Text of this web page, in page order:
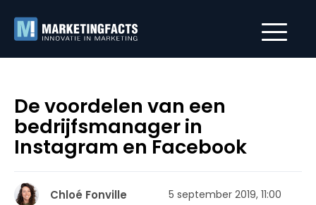
De voordelen van een
bedrijfsmanager in
Instagram en Facebook
Chloé Fonville 5 september 2019, 11:00